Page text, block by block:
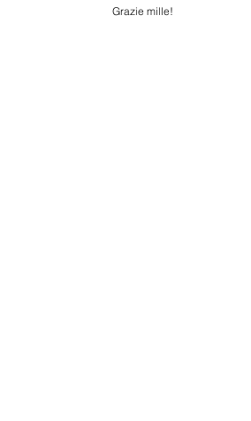
Grazie mille!